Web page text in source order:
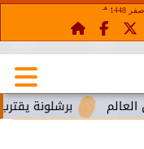
هـ
برشلونة يقترب من